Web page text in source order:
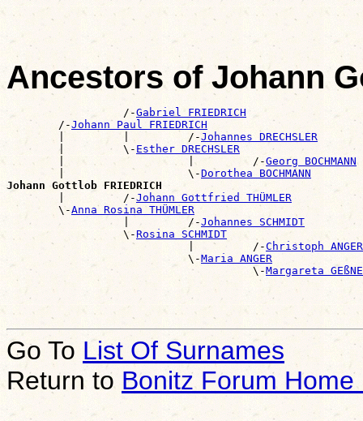
Ancestors of Johann
                  /-
Gabriel FRIEDRICH
        /-
Johann Paul FRIEDRICH
        |         |         /-
Johannes DRECHSLER
        |         \-
Esther DRECHSLER
        |                   |         /-
Georg BOCHMANN
        |                   \-
Dorothea BOCHMANN
Johann Gottlob FRIEDRICH
|         /-Johann Gottfried THÜMLER
        \-
Anna Rosina THÜMLER
                  |         /-
Johannes SCHMIDT
                  \-
Rosina SCHMIDT
                            |         /-
Christoph ANGER
                            \-
Maria ANGER
                                      \-
Margareta
Go To List Of Surnames
Return to Bonitz Forum Home